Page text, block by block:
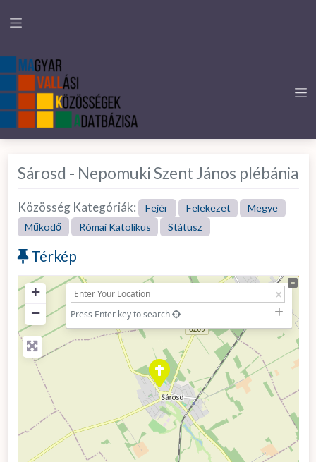
Sárosd - Nepomuki Szent János plébánia
Közösség Kategóriák: Fejér Felekezet
Megye
Működő
Római Katolikus Státusz
Térkép
+
−
Press Enter key to search